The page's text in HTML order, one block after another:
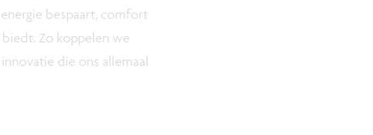
bespaart, comfort
Zo koppelen we
die ons allemaal